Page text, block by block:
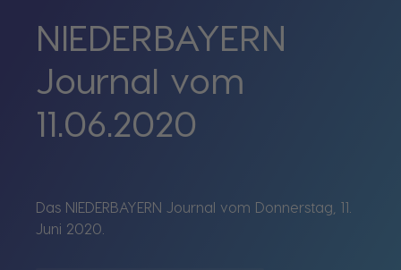
NIEDERBAYERN
Journal vom
11.06.2020
Das NIEDERBAYERN Journal vom Donnerstag, 11.
Juni 2020.